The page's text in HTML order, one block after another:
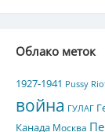
Облако меток
1927-1941 Pussy
война ГУЛАГ
Канада Москва